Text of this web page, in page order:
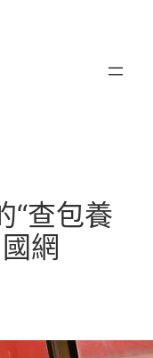
“查包養
網